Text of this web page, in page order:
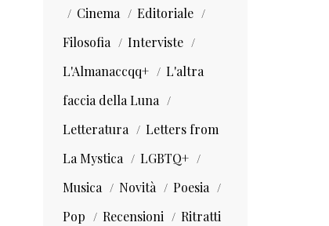
Cinema
Editoriale
Filosofia
Interviste
L'Almanaccqq+
L'altra
faccia della Luna
Letteratura
Letters from
La Mystica
LGBTQ+
Musica
Novità
Poesia
Pop
Recensioni
Ritratti